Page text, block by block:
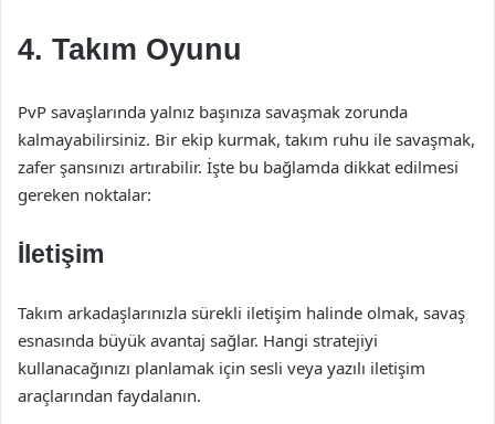
4. Takım Oyunu
PvP savaşlarında yalnız başınıza savaşmak zorunda
kalmayabilirsiniz. Bir ekip kurmak, takım ruhu ile savaşmak,
zafer şansınızı artırabilir. İşte bu bağlamda dikkat edilmesi
gereken noktalar:
İletişim
Takım arkadaşlarınızla sürekli iletişim halinde olmak, savaş
esnasında büyük avantaj sağlar. Hangi stratejiyi
kullanacağınızı planlamak için sesli veya yazılı iletişim
araçlarından faydalanın.